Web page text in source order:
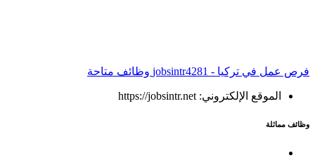
فرص عمل في تركيا - jobsintr 4281 وظائف متاحة
الموقع الإلكتروني: https://jobsintr.net
وظائف مماثلة